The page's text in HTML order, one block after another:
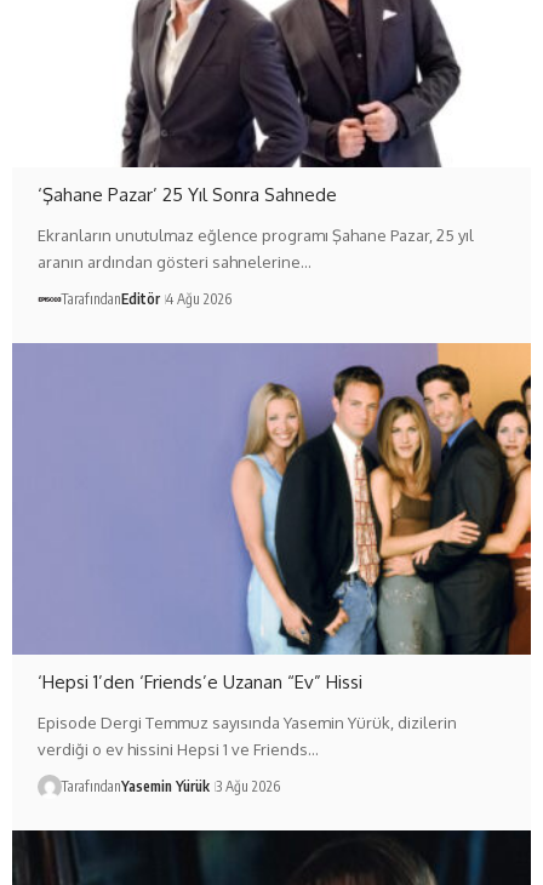
‘Şahane Pazar’ 25 Yıl Sonra Sahnede
Ekranların unutulmaz eğlence programı Şahane Pazar, 25 yıl
aranın ardından gösteri sahnelerine…
TarafındanEditör 4 Ağu 2026
‘Hepsi 1’den ‘Friends’e Uzanan “Ev” Hissi
Episode Dergi Temmuz sayısında Yasemin Yürük, dizilerin
verdiği o ev hissini Hepsi 1 ve Friends…
TarafındanYasemin Yürük 3 Ağu 2026